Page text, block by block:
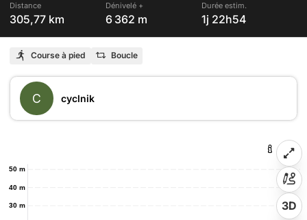
Distance
305,77 km
Dénivelé +
6 362 m
Durée estim.
1j 22h54
Course à pied Boucle
C cyclnik
30 m
40 m
50 m
3D